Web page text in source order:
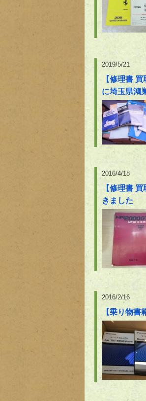
2019/5/21
【修理書
に埼玉県鴻
2016/4/18
【修理書
きました
2016/2/16
【乗り物